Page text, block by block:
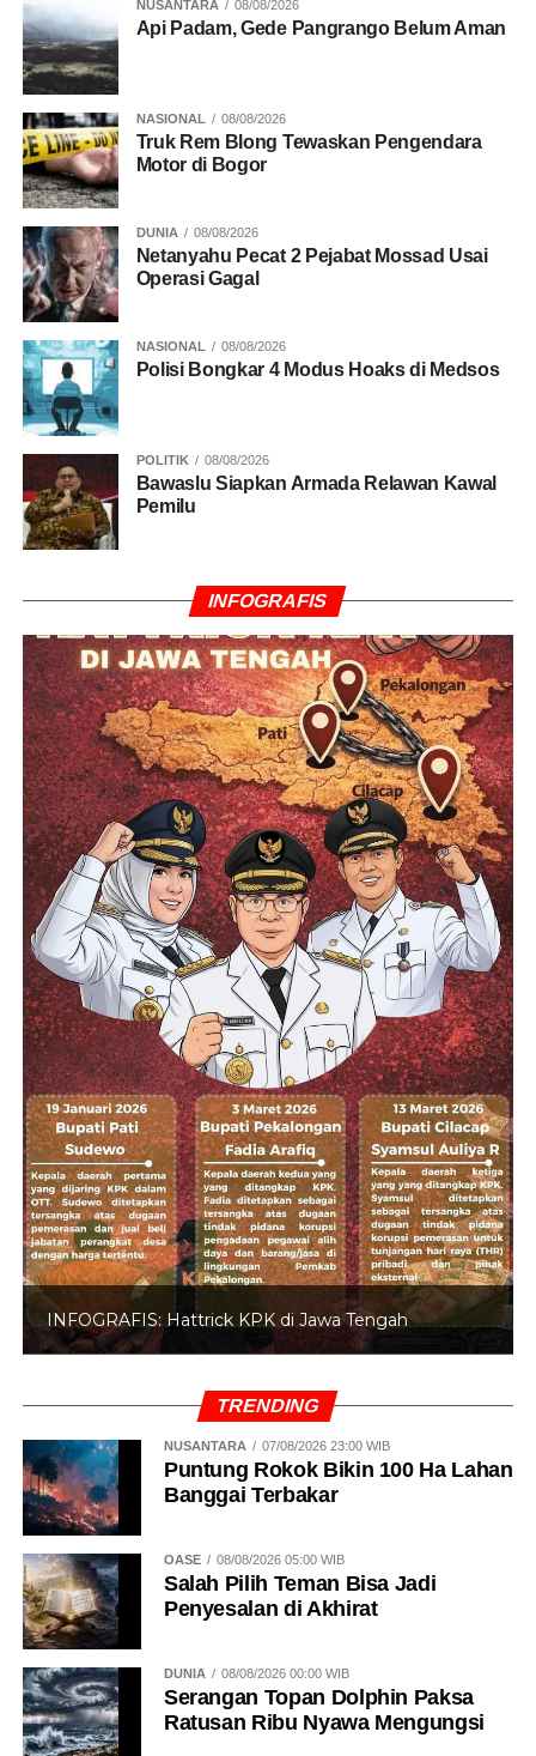
Rupiah Jeblok ke Rp18.056 per Dolar AS
NUSANTARA 08/08/2026
Api Padam, Gede Pangrango Belum Aman
NASIONAL 08/08/2026
Truk Rem Blong Tewaskan Pengendara
Motor di Bogor
DUNIA 08/08/2026
Netanyahu Pecat 2 Pejabat Mossad Usai
Operasi Gagal
NASIONAL 08/08/2026
Polisi Bongkar 4 Modus Hoaks di Medsos
POLITIK 08/08/2026
Bawaslu Siapkan Armada Relawan Kawal
Pemilu
INFOGRAFIS
INFOGRAFIS: Hattrick KPK di Jawa Tengah
TRENDING
NUSANTARA 07/08/2026 23:00 WIB
Puntung Rokok Bikin 100 Ha Lahan
Banggai Terbakar
OASE 08/08/2026 05:00 WIB
Salah Pilih Teman Bisa Jadi
Penyesalan di Akhirat
DUNIA 08/08/2026 00:00 WIB
Serangan Topan Dolphin Paksa
Ratusan Ribu Nyawa Mengungsi